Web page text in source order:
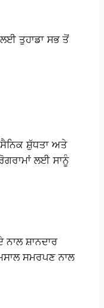
ਤੁਹਾਡਾ ਸਭ ਤੋਂ
ਸ਼ੁੱਧਤਾ ਅਤੇ
ਲਈ ਸਾਨੂੰ
ਨਾਲ ਸ਼ਾਨਦਾਰ
ਸਮਰਪਣ ਨਾਲ